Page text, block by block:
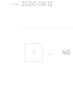
—— 2020-08-12
< ... 46